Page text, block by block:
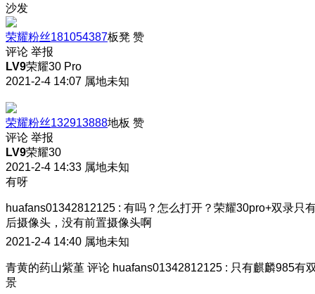
沙发
荣耀粉丝181054387板凳 赞
评论 举报
LV9荣耀30 Pro
2021-2-4 14:07 属地未知
荣耀粉丝132913888地板 赞
评论 举报
LV9荣耀30
2021-2-4 14:33 属地未知
有呀
huafans01342812125 : 有吗？怎么打开？荣耀30pro+双录只
后摄像头，没有前置摄像头啊
2021-2-4 14:40 属地未知
青黄的药山紫堇 评论 huafans01342812125 : 只有麒麟985有
景